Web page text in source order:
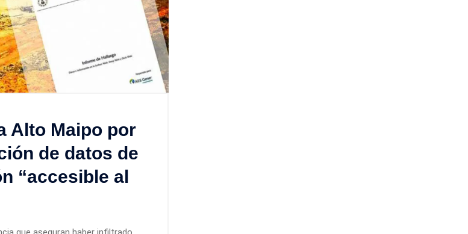
Alto Maipo por
de datos de
“accesible al